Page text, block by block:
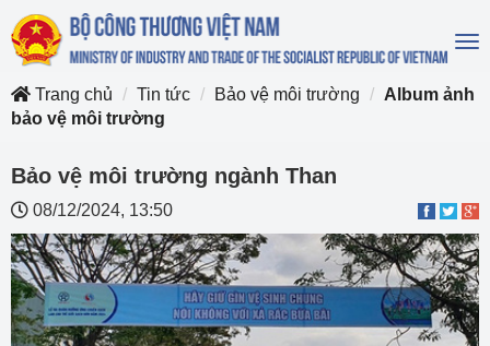
Trang chủ
Tin tức Bảo vệ môi trường
Album ảnh
bảo vệ môi trường
Bảo vệ môi trường ngành Than
08/12/2024, 13:50